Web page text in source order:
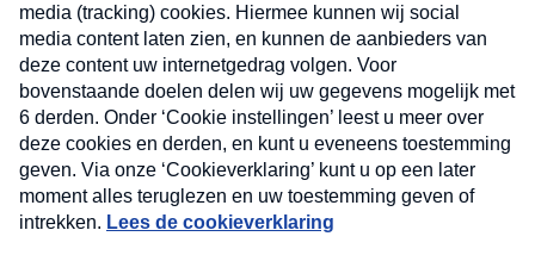
Nieuwsbrief
Neem hier een gratis abonnement op onze
nieuwsbrief. Elke vrijdag- en dinsdagochtend in uw